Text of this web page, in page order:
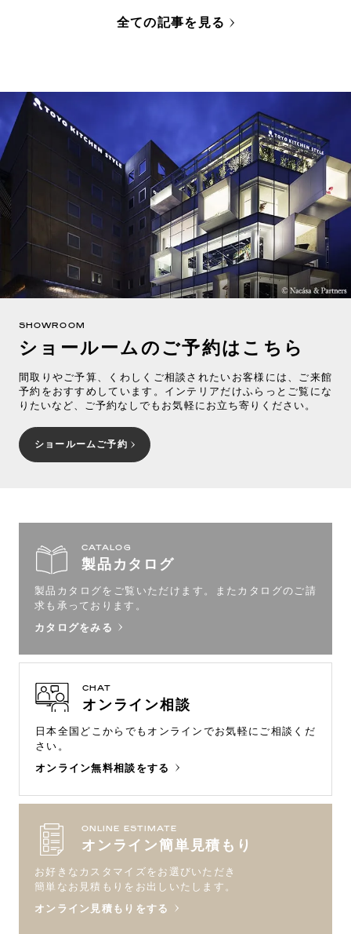
全ての記事を見る
SHOWROOM
ショールームのご予約はこちら
間取りやご予算、くわしくご相談されたいお客様には、ご来館
予約をおすすめしています。インテリアだけふらっとご覧にな
りたいなど、ご予約なしでもお気軽にお立ち寄りください。
ショールームご予約
CATALOG
製品カタログ
製品カタログをご覧いただけます。
またカタログのご請
求も承っております。
カタログをみる
CHAT
オンライン相談
日本全国どこからでもオンラインでお気軽にご相談くだ
さい。
オンライン無料相談をする
ONLINE ESTIMATE
オンライン簡単見積もり
お好きなカスタマイズをお選びいただき
簡単なお見積もりをお出しいたします。
オンライン見積もりをする